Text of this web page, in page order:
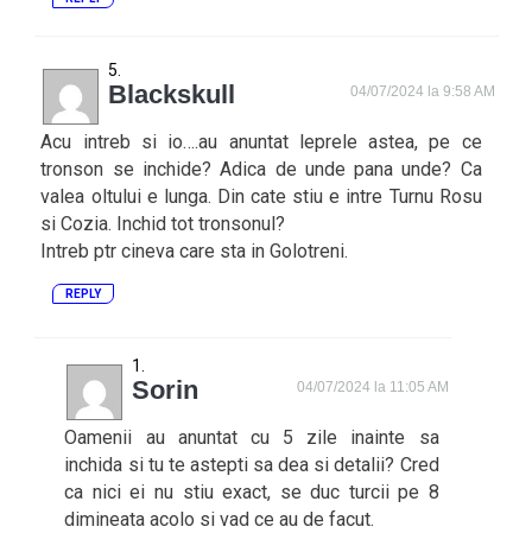
Blackskull 04/07/2024 la 9:58 AM
Acu intreb si io….au anuntat leprele astea, pe ce
tronson se inchide? Adica de unde pana unde? Ca
valea oltului e lunga. Din cate stiu e intre Turnu Rosu
si Cozia. Inchid tot tronsonul?
Intreb ptr cineva care sta in Golotreni.
REPLY
Sorin 04/07/2024 la 11:05 AM
Oamenii au anuntat cu 5 zile inainte sa
inchida si tu te astepti sa dea si detalii? Cred
ca nici ei nu stiu exact, se duc turcii pe 8
dimineata acolo si vad ce au de facut.